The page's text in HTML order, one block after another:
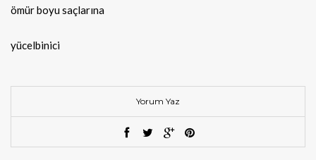
ömür boyu saçlarına
yücelbinici
Yorum Yaz